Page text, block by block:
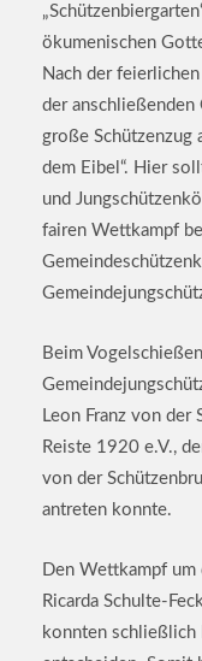
ökumenischen
Nach der
der anschließenden
große Schützenzug
dem Eibel“. Hier
und
fairen Wettkampf
Beim
Leon Franz von der
Reiste 1920 e.V.,
von der
antreten konnte.
Den Wettkampf um
Ricarda Schulte-
konnten schließlich